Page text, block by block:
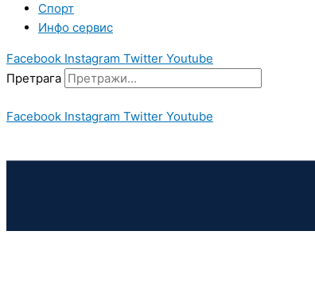
Спорт
Инфо сервис
Facebook Instagram Twitter Youtube
Претрага
Facebook Instagram Twitter Youtube